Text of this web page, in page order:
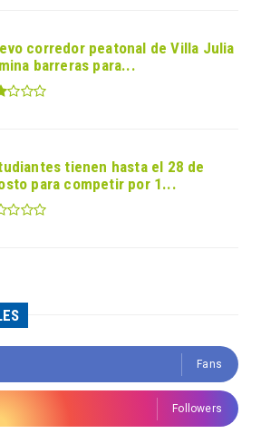
corredor peatonal de Villa Julia
barreras para...
tienen hasta el 28 de
para competir por 1...
Fans
Followers